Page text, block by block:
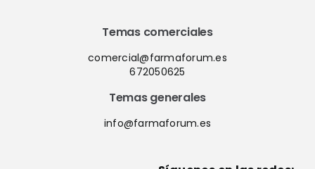
Temas comerciales
comercial@farmaforum.es
672050625
Temas generales
info@farmaforum.es